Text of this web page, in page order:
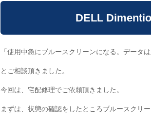
DELL
「使用中急にブルースクリーンになる。データは
とご相談頂きました。
今回は、宅配修理でご依頼頂きました。
まずは、状態の確認をしたところブルースクリー